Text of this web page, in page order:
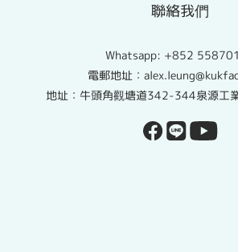
聯絡我們
Whatsapp: +852
電郵地址：
地址：牛頭角觀塘道342-344泉源工